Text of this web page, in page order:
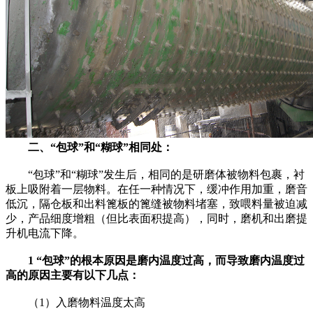
二、“包球”和“糊球”相同处：
“包球”和“糊球”发生后，相同的是研磨体被物料包裹，衬
板上吸附着一层物料。在任一种情况下，缓冲作用加重，磨音
低沉，隔仓板和出料篦板的篦缝被物料堵塞，致喂料量被迫减
少，产品细度增粗（但比表面积提高），同时，磨机和出磨提
升机电流下降。
1 “包球”的根本原因是磨内温度过高，而导致磨内温度过
高的原因主要有以下几点：
（1）入磨物料温度太高